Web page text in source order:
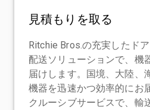
見積もりを取る
Ritchie Bros.の充実したド
配送ソリューションで、機
届けします。国境、大陸、
機器を迅速かつ効率的にお
クルーシブサービスで、輸